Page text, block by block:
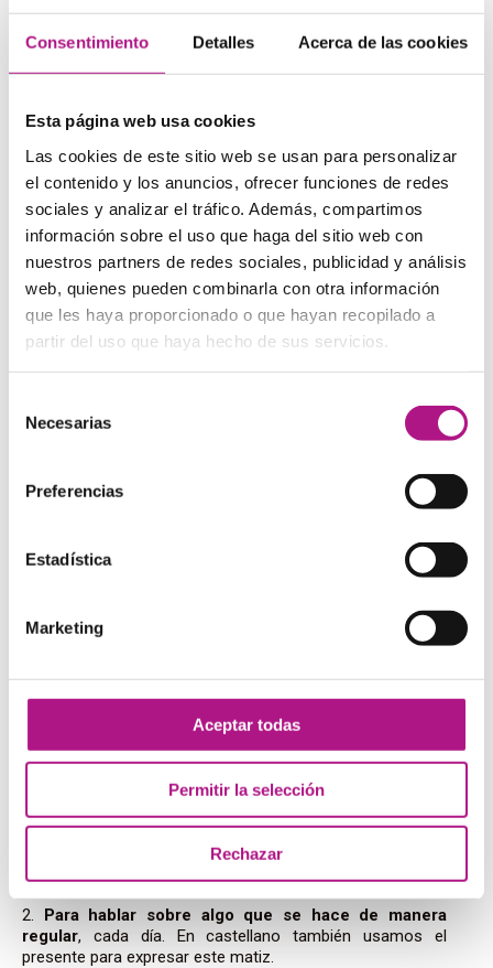
Consentimiento Detalles Acerca de las cookies
Esta página web usa cookies
Las cookies de este sitio web se usan para personalizar
el contenido y los anuncios, ofrecer funciones de redes
sociales y analizar el tráfico. Además, compartimos
información sobre el uso que haga del sitio web con
nuestros partners de redes sociales, publicidad y análisis
web, quienes pueden combinarla con otra información
que les haya proporcionado o que hayan recopilado a
partir del uso que haya hecho de sus servicios.
Necesarias
Preferencias
Estadística
Marketing
Aceptar todas
Permitir la selección
Rechazar
posición en la frase.
En otras palabras, no digas frases comoWhere you live?
Siempre debes incluir el auxiliar. En este caso lo correcto
sería decir:Where do you live?
Veamos unas cuantas frases interrogativas más, en su
forma correcta:
Where do you live now?
– ¿Dónde vives ahora?
When do you usually go to the gym?– ¿Cuándo sueles ir
al gimnasio?
What is your favourite book?– ¿Cuál es tu libro
2. Pronuncia como un continuo el auxiliar junto con el
la pronunciación, el auxiliar y el pronombre suelen sonar
juntos: /duːjuː/, /dʌzɪ/. Exagerando un poco, digamos que
Usos de las preguntas en
Present Simple
1. Al realizar preguntas directas mientras estamos
hablando con alguien. O dicho de otra forma,
estamos preguntando por una información concreta
– ¿Estás ocupado/ ocupada?
2. Para hablar sobre algo que se hace de manera
regular, cada día. En castellano también usamos el
presente para expresar este matiz.